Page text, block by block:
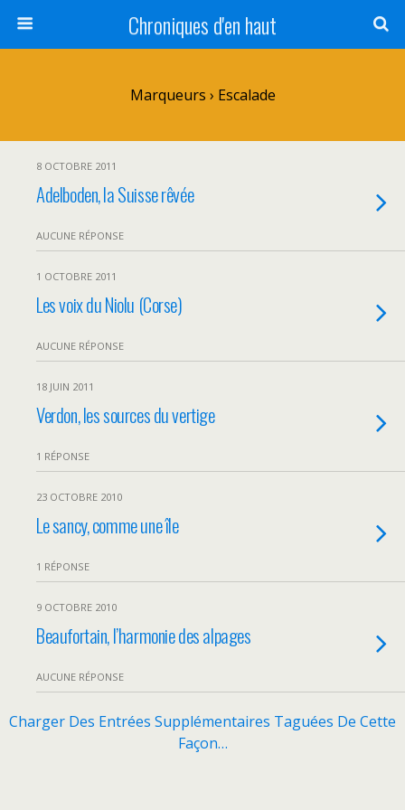
Chroniques d'en haut
Marqueurs › Escalade
8 OCTOBRE 2011
Adelboden, la Suisse rêvée
AUCUNE RÉPONSE
1 OCTOBRE 2011
Les voix du Niolu (Corse)
AUCUNE RÉPONSE
18 JUIN 2011
Verdon, les sources du vertige
1 RÉPONSE
23 OCTOBRE 2010
Le sancy, comme une île
1 RÉPONSE
9 OCTOBRE 2010
Beaufortain, l’harmonie des alpages
AUCUNE RÉPONSE
Charger Des Entrées Supplémentaires Taguées De Cette
Façon…